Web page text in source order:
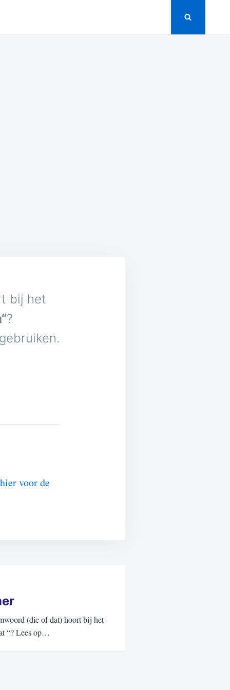
bij het
?
voor de
(die of dat) hoort bij het
“? Lees op…